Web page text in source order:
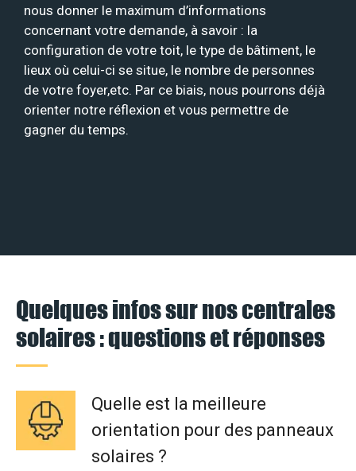
nous donner le maximum d’informations
concernant votre demande, à savoir : la
configuration de votre toit, le type de bâtiment, le
lieux où celui-ci se situe, le nombre de personnes
de votre foyer,etc. Par ce biais, nous pourrons déjà
orienter notre réflexion et vous permettre de
gagner du temps.
Quelques infos sur nos centrales
solaires : questions et réponses
Quelle est la meilleure
orientation pour des panneaux
solaires ?